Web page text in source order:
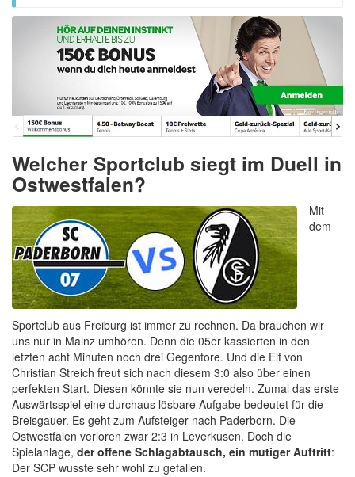
Welcher Sportclub siegt im Duell in
Ostwestfalen?
Mit
dem
Sportclub aus Freiburg ist immer zu rechnen. Da brauchen wir
uns nur in Mainz umhören. Denn die 05er kassierten in den
letzten acht Minuten noch drei Gegentore. Und die Elf von
Christian Streich freut sich nach diesem 3:0 also über einen
perfekten Start. Diesen könnte sie nun veredeln. Zumal das erste
Auswärtsspiel eine durchaus lösbare Aufgabe bedeutet für die
Breisgauer. Es geht zum Aufsteiger nach Paderborn. Die
Ostwestfalen verloren zwar 2:3 in Leverkusen. Doch die
Spielanlage, der offene Schlagabtausch, ein mutiger Auftritt:
Der SCP wusste sehr wohl zu gefallen.